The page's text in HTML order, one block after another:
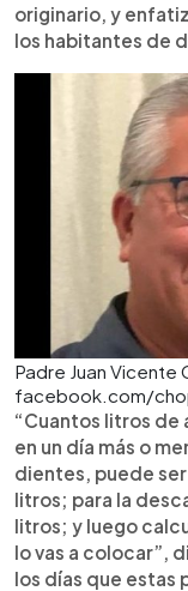
originario, y
los habitantes de
Padre Juan Vicente
facebook.com/
“Cuantos litros de
en un día más o
dientes, puede
litros; para la
litros; y luego
lo vas a colocar”,
los días que estas